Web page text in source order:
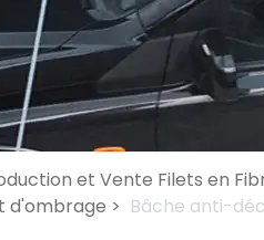
et Vente Filets en
d'ombrage > Bâche anti-